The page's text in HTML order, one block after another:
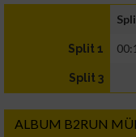
Split 1
Split 3
ALBUM B2RUN